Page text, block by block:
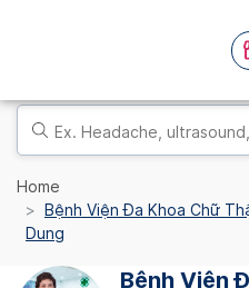
Home
Bệnh Viện Đa Khoa Chữ
Dung
Bệnh Viện